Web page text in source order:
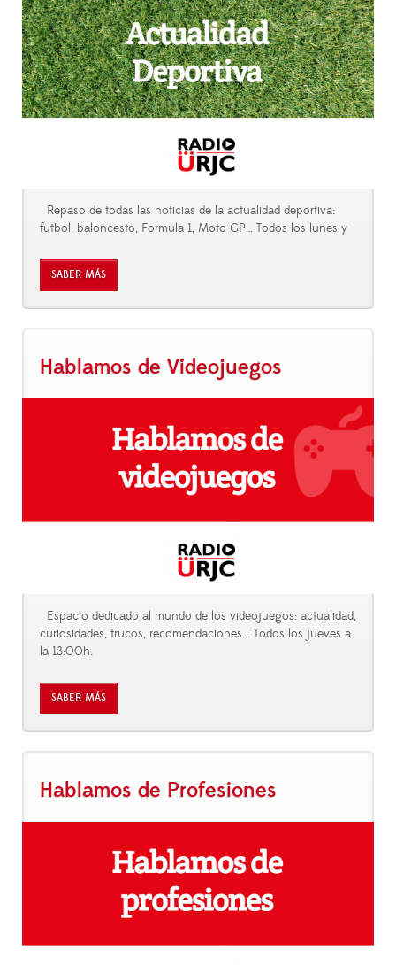
Repaso de todas las noticias de la actualidad deportiva:
futbol, baloncesto, Formula 1, Moto GP… Todos los lunes y
SABER MÁS
Hablamos de Videojuegos
Espacio dedicado al mundo de los videojuegos: actualidad,
curiosidades, trucos, recomendaciones... Todos los jueves a
la 13:00h.
SABER MÁS
Hablamos de Profesiones